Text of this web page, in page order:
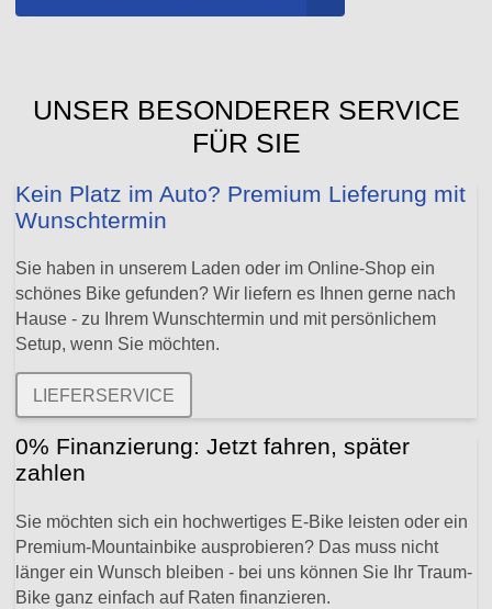
UNSER BESONDERER SERVICE
FÜR SIE
Kein Platz im Auto? Premium Lieferung mit
Wunschtermin
Sie haben in unserem Laden oder im Online-Shop ein
schönes Bike gefunden? Wir liefern es Ihnen gerne nach
Hause - zu Ihrem Wunschtermin und mit persönlichem
Setup, wenn Sie möchten.
LIEFERSERVICE
0% Finanzierung: Jetzt fahren, später
zahlen
Sie möchten sich ein hochwertiges E-Bike leisten oder ein
Premium-Mountainbike ausprobieren? Das muss nicht
länger ein Wunsch bleiben - bei uns können Sie Ihr Traum-
Bike ganz einfach auf Raten finanzieren.